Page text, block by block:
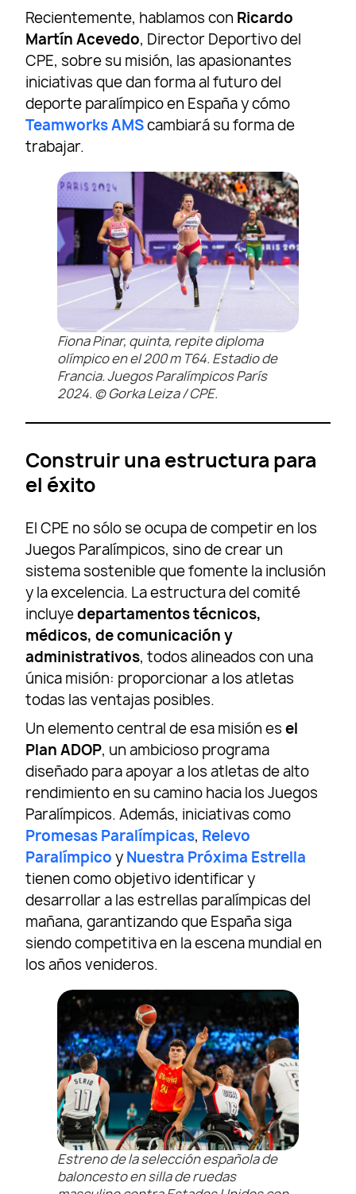
Recientemente, hablamos con Ricardo
Martín Acevedo, Director Deportivo del
CPE, sobre su misión, las apasionantes
iniciativas que dan forma al futuro del
deporte paralímpico en España y cómo
Teamworks AMScambiará su forma de
trabajar.
Fiona Pinar, quinta, repite diploma
olímpico en el 200 m T64. Estadio de
Francia. Juegos Paralímpicos París
2024. © Gorka Leiza / CPE.
Construir una estructura para
el éxito
El CPE no sólo se ocupa de competir en los
Juegos Paralímpicos, sino de crear un
sistema sostenible que fomente la inclusión
y la excelencia. La estructura del comité
incluyedepartamentos técnicos,
médicos, de comunicación y
administrativos, todos alineados con una
única misión: proporcionar a los atletas
todas las ventajas posibles.
Un elemento central de esa misión esel
Plan ADOP, un ambicioso programa
diseñado para apoyar a los atletas de alto
rendimiento en su camino hacia los Juegos
Paralímpicos. Además, iniciativas como
Promesas Paralímpicas, Relevo
Paralímpico y Nuestra Próxima Estrella
tienen como objetivo identificar y
desarrollar a las estrellas paralímpicas del
mañana, garantizando que España siga
siendo competitiva en la escena mundial en
los años venideros.
Estreno de la selección española de
baloncesto en silla de ruedas